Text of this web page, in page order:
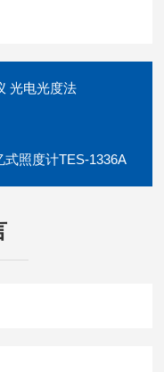
光电光度法
式照度计TES-1336A